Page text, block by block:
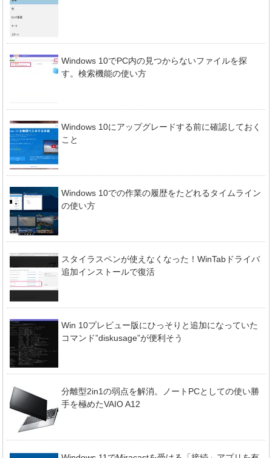
Windows 10でPC内の見つからないファイルを探
す。検索機能の使い方
Windows 10にアップグレードする前に確認しておく
こと
Windows 10での作業の履歴をたどれるタイムライン
の使い方
スタイラスペンが使えなくなった！WinTabドライバ
追加インストールで復活
Win 10プレビュー版にひっそりと追加になっていた
コマンド”diskusage”が便利そう
分離型2in1の弱点を解消。ノートPCとしての使い勝
手を極めたVAIO A12